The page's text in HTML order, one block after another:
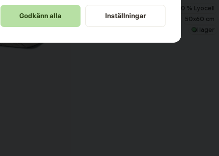
Material
100 % Lyocell
50x60 cm
I lager
Godkänn alla Inställningar